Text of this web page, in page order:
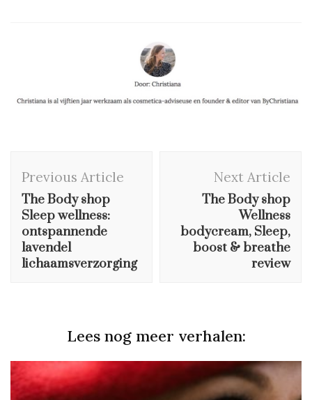
Navigation
Previous Article
The Body shop
Sleep wellness:
ontspannende
lavendel
lichaamsverzorging
Next Article
The Body shop
Wellness
bodycream, Sleep,
boost & breathe
review
Lees nog meer verhalen: